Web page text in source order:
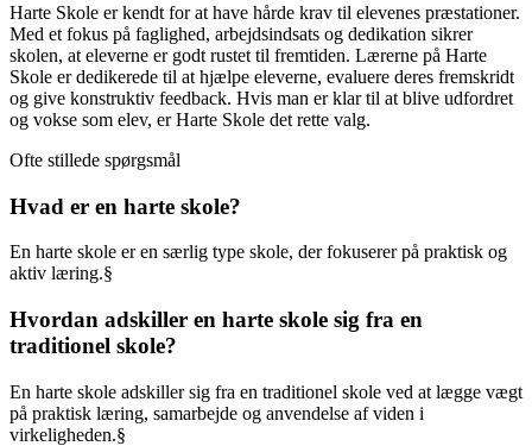
Harte Skole er kendt for at have hårde krav til elevenes præstationer.
Med et fokus på faglighed, arbejdsindsats og dedikation sikrer
skolen, at eleverne er godt rustet til fremtiden. Lærerne på Harte
Skole er dedikerede til at hjælpe eleverne, evaluere deres fremskridt
og give konstruktiv feedback. Hvis man er klar til at blive udfordret
og vokse som elev, er Harte Skole det rette valg.
Ofte stillede spørgsmål
Hvad er en harte skole?
En harte skole er en særlig type skole, der fokuserer på praktisk og
aktiv læring.§
Hvordan adskiller en harte skole sig fra en
traditionel skole?
En harte skole adskiller sig fra en traditionel skole ved at lægge vægt
på praktisk læring, samarbejde og anvendelse af viden i
virkeligheden.§